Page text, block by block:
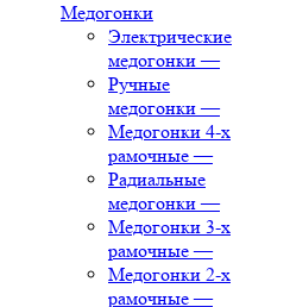
Медогонки
Электрические
медогонки —
Ручные
медогонки —
Медогонки 4-х
рамочные —
Радиальные
медогонки —
Медогонки 3-х
рамочные —
Медогонки 2-х
рамочные —